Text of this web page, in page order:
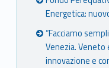
Energetica:
“Facciamo
Venezia.
innovazione e